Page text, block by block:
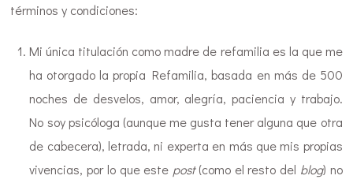
términos y condiciones:
Mi única titulación como madre de refamilia es la que me
ha otorgado la propia Refamilia, basada en más de 500
noches de desvelos, amor, alegría, paciencia y trabajo.
No soy psicóloga (aunque me gusta tener alguna que otra
de cabecera), letrada, ni experta en más que mis propias
vivencias, por lo que este post(como el resto del blog) no